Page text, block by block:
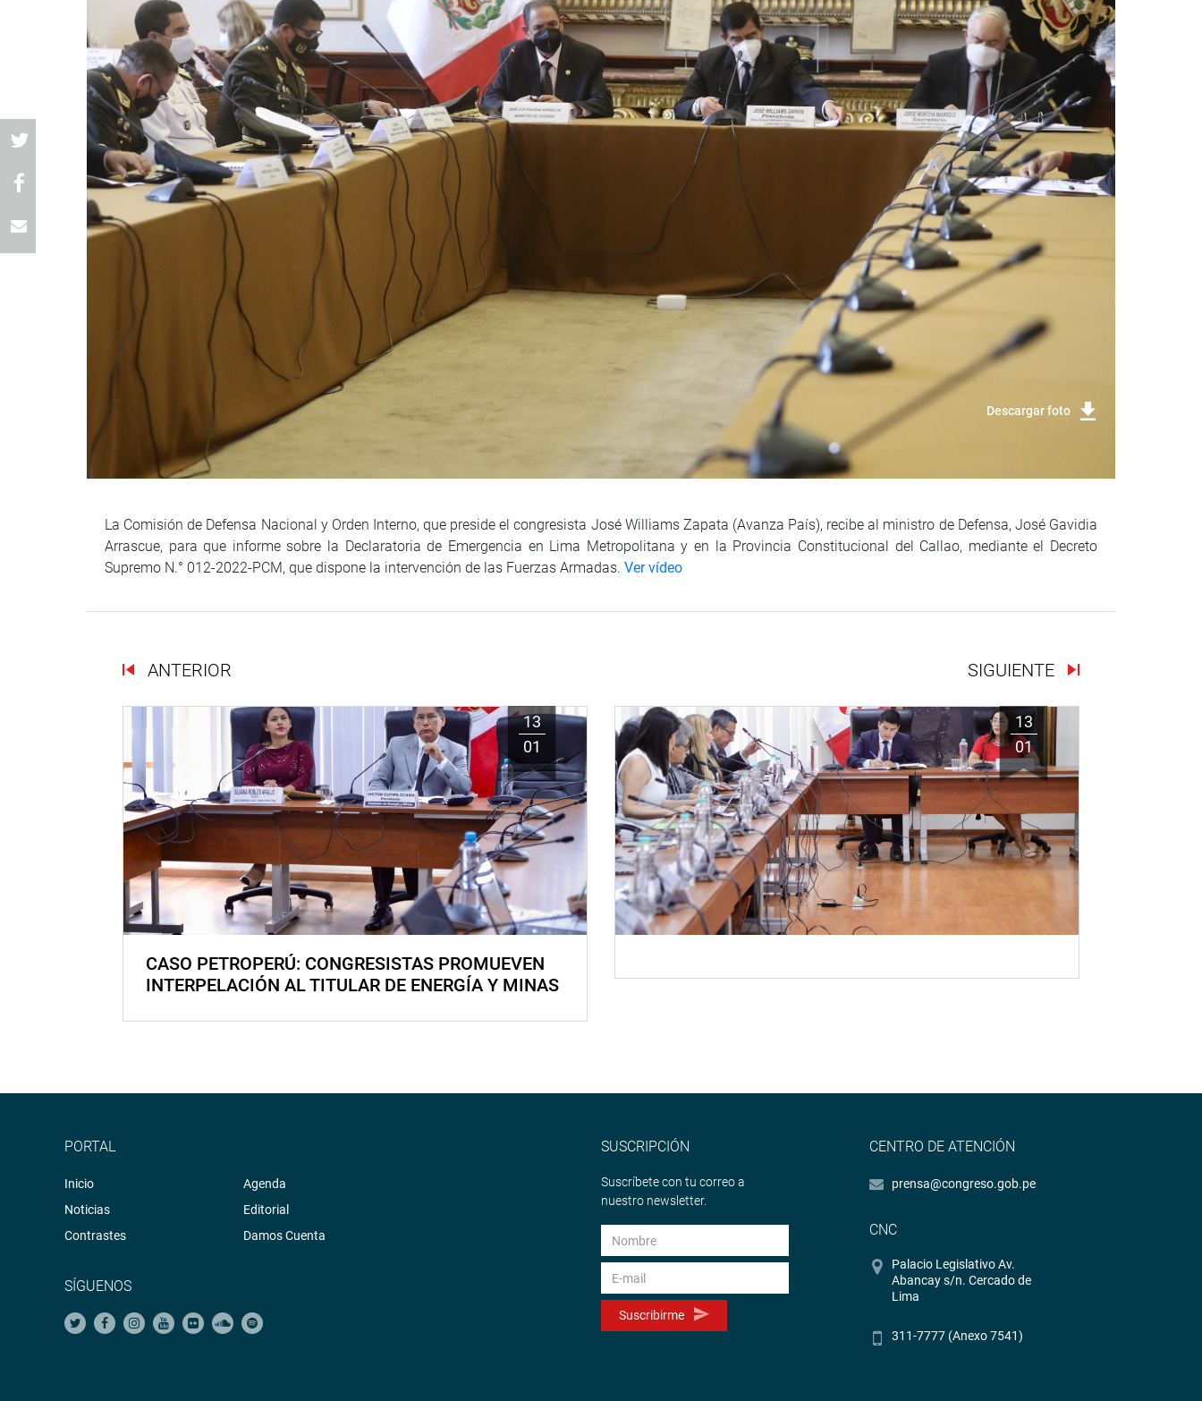
Descargar foto
La Comisión de Defensa Nacional y Orden Interno, que preside el congresista José Williams Zapata (Avanza País), recibe al ministro de Defensa, José Gavidia
Arrascue, para que informe sobre la Declaratoria de Emergencia en Lima Metropolitana y en la Provincia Constitucional del Callao, mediante el Decreto
Supremo N.° 012-2022-PCM, que dispone la intervención de las Fuerzas Armadas. Ver vídeo
ANTERIOR SIGUIENTE
13
01
CASO PETROPERÚ: CONGRESISTAS PROMUEVEN
INTERPELACIÓN AL TITULAR DE ENERGÍA Y MINAS
13
01
PORTAL
Inicio
Noticias
Contrastes
Agenda
Editorial
Damos Cuenta
SÍGUENOS
SUSCRIPCIÓN
Suscríbete con tu correo a
nuestro newsletter.
Suscribirme
CENTRO DE ATENCIÓN
prensa@congreso.gob.pe
CNC
Palacio Legislativo Av.
Abancay s/n. Cercado de
Lima
311-7777 (Anexo 7541)